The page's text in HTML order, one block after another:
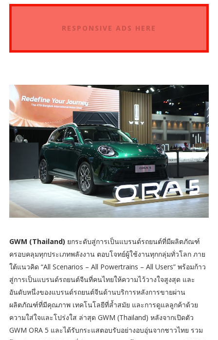
RESPONSIVE ADS HERE
GWM (Thailand) ยกระดับสู่การเป็นแบรนด์รถยนต์ที่มีผลิตภัณฑ์
ครอบคลุมทุกประเภทพลังงาน ตอบโจทย์ผู้ใช้งานทุกกลุ่มทั่วโลก ภาย
ใต้แนวคิด “All Scenarios – All Powertrains – All Users” พร้อมก้าว
สู่การเป็นแบรนด์รถยนต์จีนที่คนไทยให้ความไว้วางใจสูงสุด และ
อันดับหนึ่งของแบรนด์รถยนต์จีนด้านบริการหลังการขายผ่าน
ผลิตภัณฑ์ที่มีคุณภาพ เทคโนโลยีที่ล้ำสมัย และการดูแลลูกค้าด้วย
ความใส่ใจและโปร่งใส ล่าสุด GWM (Thailand) หลังจากเปิดตัว
GWM ORA 5 และได้รับกระแสตอบรับอย่างอบอุ่นจากชาวไทย รวม